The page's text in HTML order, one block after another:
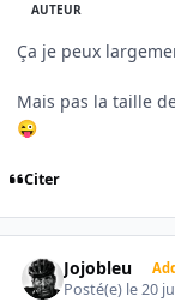
AUTEUR
Ça je peux
Mais pas la taille
😜
Citer
Jojobleu
Posté(e) le 20